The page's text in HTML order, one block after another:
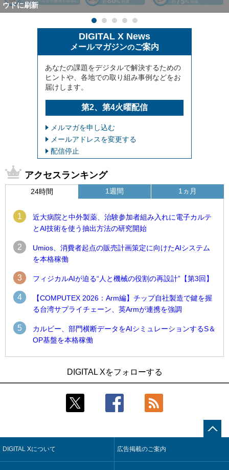
ウドに刷新
DIGITAL X News
メールマガジンのご案内
あなたの課題をデジタルで解決するための
ヒントや、各地での取り組み事例などをお
届けします。
第2、第4火曜配信
メルマガを申し込む
メールアドレスを変更する
配信停止
アクセスランキング
24時間
1
近大病院と中外製薬、治験参加者組み入れに電子カルテ
とAI技術を使う抽出方法の研究開始
2
Umios、消費者起点の販売計画策定に向けたAIシステム
を本格稼働
3 フィジカルAIが迫る“人と機械の役割の再設計”【第3回】
4
【COMPUTEX 2026：Arm編】チップ自社製造で鍵を握
る台湾サプライチェーン、英Armが連携を強調
5
カルビー、部門横断データをAIシミュレーションするS＆
OP基盤を本格稼働
1週間
製造業の現場の暗黙知を組織横断で活用するためのナレッジ
管理基盤、LIGHTzが提供
近大病院と中外製薬、治験参加者組み入れに電子カルテとAI
1ヵ月
合基盤を本格稼働
鹿島建設、鋼管柱へのコンクリート充填時の異常を検出する
AIを遠隔監視システムに実装
製造業の現場の暗黙知を組織横断で活用するためのナレッジ
DIGITAL Xをフォローする
DIGITAL Xについて 広告掲載のご案内